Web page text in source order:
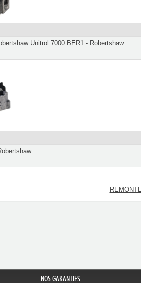
Unitrol 7000 BER1 - Robertshaw
NOS GARANTIES